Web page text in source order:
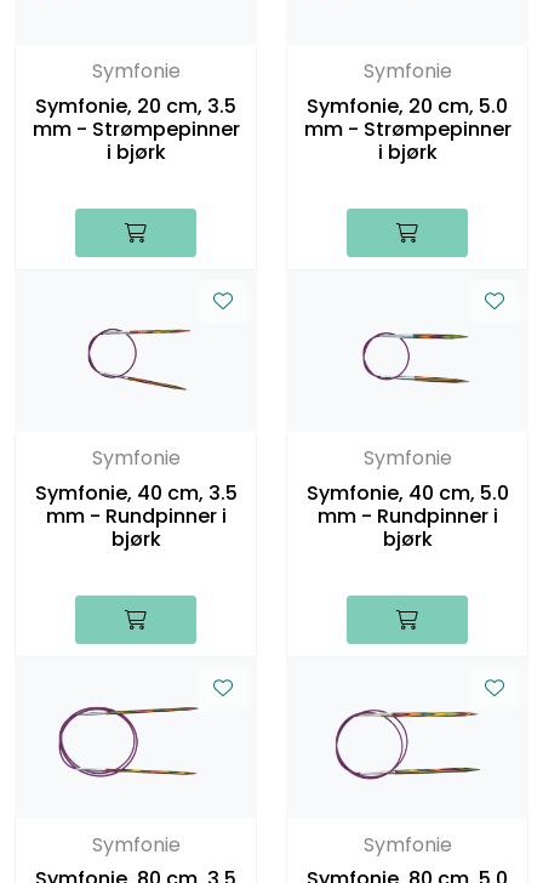
Symfonie
Symfonie, 20 cm, 3.5
mm - Strømpepinner
i bjørk
Symfonie
Symfonie, 20 cm, 5.0
mm - Strømpepinner
i bjørk
Symfonie
Symfonie, 40 cm, 3.5
mm - Rundpinner i
bjørk
Symfonie
Symfonie, 40 cm, 5.0
mm - Rundpinner i
bjørk
Symfonie
Symfonie